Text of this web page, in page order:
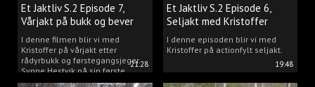
21:28
Et Jaktliv S.2 Episode 7,
Vårjakt på bukk og bever
I denne filmen blir vi med
Kristoffer på vårjakt etter
rådyrbukk og førstegangsjeger
Synne Hestvik på sin første
beverjakt.
19:48
Et Jaktliv S.2 Episode 6,
Seljakt med Kristoffer
Clausen
I denne episoden blir vi med
Kristoffer på actionfylt seljakt.